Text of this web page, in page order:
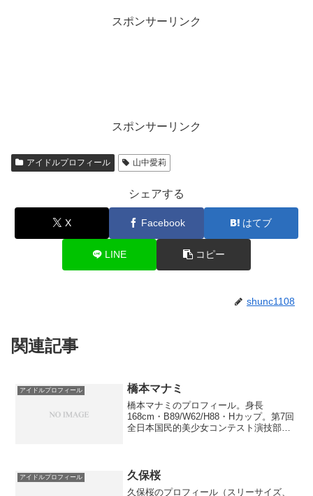
スポンサーリンク
スポンサーリンク
アイドルプロフィール 山中愛莉
シェアする
X Facebook はてブ
LINE コピー
shunc1108
関連記事
アイドルプロフィール 橋本マナミ
橋本マナミのプロフィール。身長
168cm・B89/W62/H88・Hカップ。第7回
全日本国民的美少女コンテスト演技部門
アイドルプロフィール 久保桜
久保桜のプロフィール（スリーサイズ、